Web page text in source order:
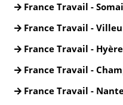
France Travail -
France Travail -
France Travail -
France Travail -
France Travail -